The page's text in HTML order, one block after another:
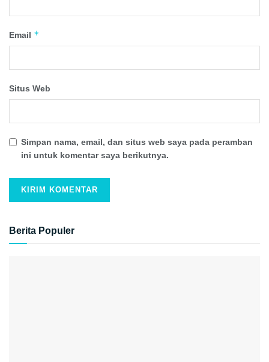
Email *
Situs Web
Simpan nama, email, dan situs web saya pada peramban
ini untuk komentar saya berikutnya.
Berita Populer